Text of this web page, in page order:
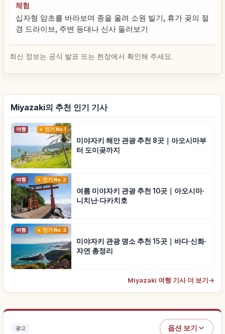
체험
십자형 암초를 바라보며 종을 울려 소원 빌기, 휴가 곶의 절
경 드라이브, 주변 등대나 신사 둘러보기
최신 정보는 공식 발표 또는 현장에서 확인해 주세요.
Miyazaki의 추천 인기 기사
여행 인기 No.1
미야자키 해안 관광 추천 8곳｜아오시마부
터 도이곶까지
여행 인기 No.2
여름 미야자키 관광 추천 10곳｜아오시마·
니치난·다카치호
여행 인기 No.3
미야자키 관광 명소 추천 15곳｜바다·신화·
자연 총정리
Miyazaki 여행 기사 더 보기 →
광고 옵션 보기